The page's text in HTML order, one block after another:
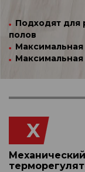
Подходят для
полов
Максимальная
X
Механический